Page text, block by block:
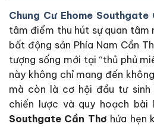
Chung Cư Ehome Southgate
tâm điểm thu hút sự quan tâm
bất động sản Phía Nam Cần
tượng sống mới tại “thủ phủ
này không chỉ mang đến
mà còn là cơ hội đầu tư
chiến lược và quy hoạch bài
Southgate Cần Thơ hứa hẹn